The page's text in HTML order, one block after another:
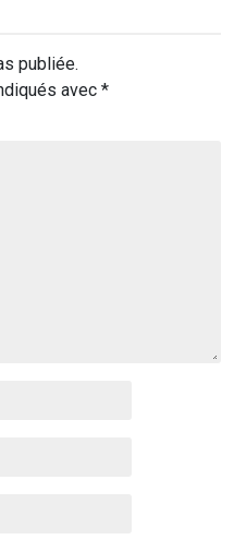
publiée.
avec *